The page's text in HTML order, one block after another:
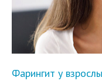
Фарингит у